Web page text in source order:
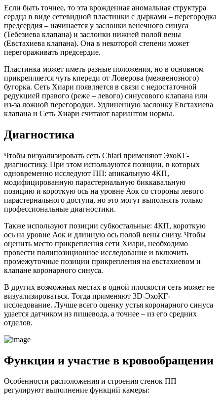
Если быть точнее, то эта врожденная аномальная структура
сердца в виде сетевидной пластинки с дырками – перегородка
предсердия – начинается у заслонки венечного синуса
(Тебезиева клапана) и заслонки нижней полой вены
(Евстахиева клапана). Она в некоторой степени может
перегораживать предсердие.
Пластинка может иметь разные положения, но в основном
прикрепляется чуть кпереди от Ловерова (межвенозного)
бугорка. Сеть Хиари появляется в связи с недостаточной
редукцией правого (реже – левого) синусового клапана или
из-за ложной перегородки. Удлиненную заслонку Евстахиева
клапана и Сеть Хиари считают вариантом нормы.
Диагностика
Чтобы визуализировать сеть Chiari применяют ЭхоКГ-
диагностику. При этом используются позиции, в которых
одновременно исследуют ПП: апикальную 4КП,
модифицированную парастернальную биккавальную
позицию и короткую ось на уровне Аок со стороны левого
парастернального доступа, но это могут выполнять только
профессиональные диагностики.
Также используют позиции субкостальные: 4КП, короткую
ось на уровне Аок и длинную ось полой вены снизу. Чтобы
оценить место прикрепления сети Хиари, необходимо
провести полипозиционное исследование и включить
промежуточные позиции прикрепления на евстахиевом и
клапане коронарного синуса.
В других возможных местах в одной плоскости сеть может не
визуализироваться. Тогда применяют 3D-ЭхоКГ-
исследование. Лучше всего оценку устья коронарного синуса
удается датчиком из пищевода, а точнее – из его средних
отделов.
Функции и участие в кровообращении
Особенности расположения и строения стенок ПП
регулируют выполнение функций камеры: